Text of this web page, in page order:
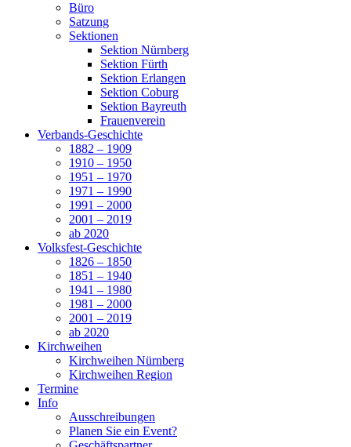
Büro
Satzung
Sektionen
Sektion Nürnberg
Sektion Fürth
Sektion Erlangen
Sektion Coburg
Sektion Bayreuth
Frauenverein
Verbands-Geschichte
1882 – 1909
1910 – 1950
1951 – 1970
1971 – 1990
1991 – 2000
2001 – 2019
ab 2020
Volksfest-Geschichte
1826 – 1850
1851 – 1940
1941 – 1980
1981 – 2000
2001 – 2019
ab 2020
Kirchweihen
Kirchweihen Nürnberg
Kirchweihen Region
Termine
Info
Ausschreibungen
Planen Sie ein Event?